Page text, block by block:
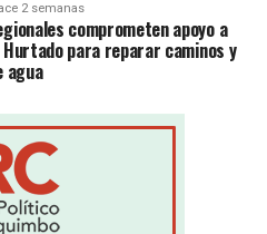
2 semanas
comprometen apoyo a
para reparar caminos y
agua